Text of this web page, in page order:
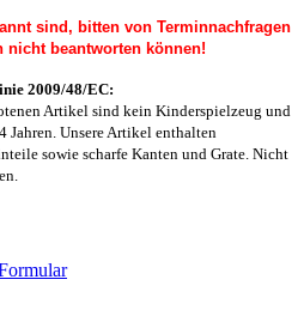
sind, bitten von Terminnachfragen
nicht beantworten können!
2009/48/EC:
Artikel sind kein Kinderspielzeug und
Jahren. Unsere Artikel enthalten
sowie scharfe Kanten und Grate. Nicht